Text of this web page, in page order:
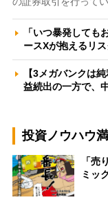
「いつ暴発しても
ースXが抱えるリ
【3メガバンクは
益続出の一方で、
投資ノウハウ
「売
ミッ